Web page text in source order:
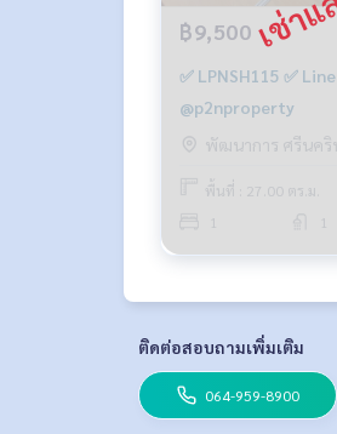
฿9,500
✅ LPNSH115 ✅ Line
@p2nproperty
พัฒนาการ ศรีนคริ
พื้นที่ : 27.00 ตร.ม.
ติดต่อสอบถามเพิ่มเติม
064-959-8900